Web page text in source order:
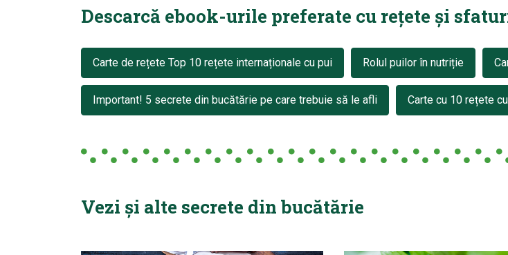
Descarcă ebook-urile preferate cu rețete și
Carte de rețete Top 10 rețete internaționale cu pui Rolul puilor în nutriție
Important! 5 secrete din bucătărie pe care trebuie să le afli Carte cu 10 rețete
Vezi și alte secrete din bucătărie